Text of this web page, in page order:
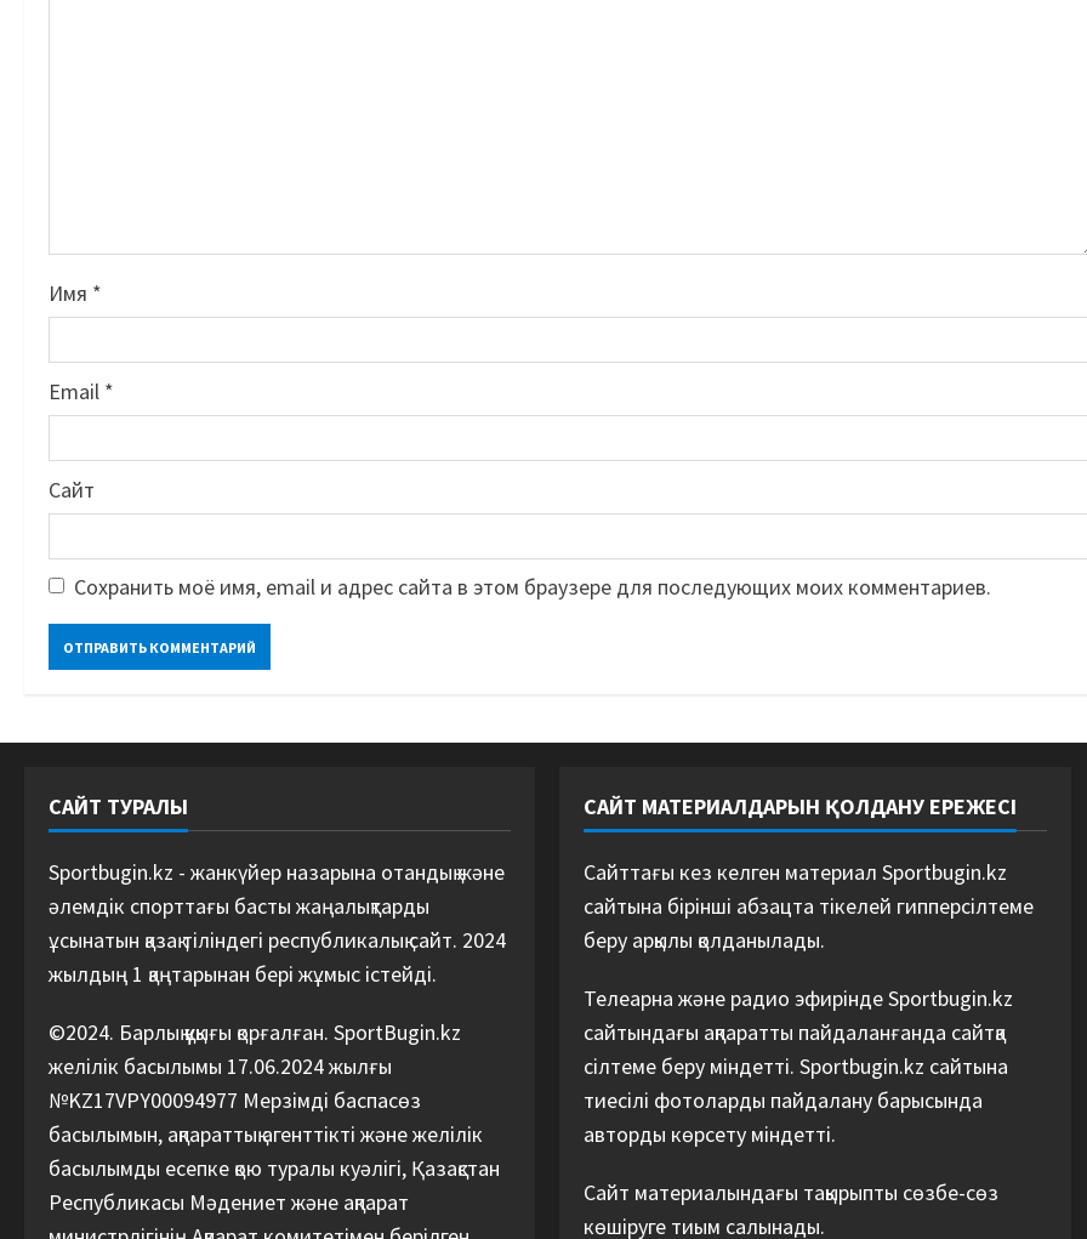
Имя *
Email *
Сайт
Сохранить моё имя, email и адрес сайта в этом браузере для последующих моих комментариев.
САЙТ ТУРАЛЫ
Sportbugin.kz - жанкүйер назарына отандық және
әлемдік спорттағы басты жаңалықтарды
ұсынатын қазақ тіліндегі республикалық сайт. 2024
жылдың 1 қаңтарынан бері жұмыс істейді.
©2024. Барлық құқығы қорғалған. SportBugin.kz
желілік басылымы 17.06.2024 жылғы
№KZ17VPY00094977 Мерзімді баспасөз
басылымын, ақпараттық агенттікті және желілік
басылымды есепке қою туралы куәлігі, Қазақстан
Республикасы Мәдениет және ақпарат
САЙТ МАТЕРИАЛДАРЫН ҚОЛДАНУ ЕРЕЖЕСІ
Сайттағы кез келген материал Sportbugin.kz
сайтына бірінші абзацта тікелей гипперсілтеме
беру арқылы қолданылады.
Телеарна және радио эфирінде Sportbugin.kz
сайтындағы ақпаратты пайдаланғанда сайтқа
сілтеме беру міндетті. Sportbugin.kz сайтына
тиесілі фотоларды пайдалану барысында
авторды көрсету міндетті.
Сайт материалындағы тақырыпты сөзбе-сөз
көшіруге тиым салынады.